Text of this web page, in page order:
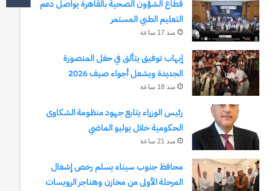
قطاع الشؤون الصحية بالقاهرة يواصل دعم
التعليم الطبي المستمر
منذ 17 ساعة
إيهاب توفيق يتألق في حفل المنصورة
الجديدة ويشعل أجواء صيف 2026
منذ 18 ساعة
رئيس الوزراء يتابع جهود منظومة الشكاوى
الحكومية خلال يوليو الماضي
منذ 21 ساعة
محافظ جنوب سيناء يسلم رخص إشغال
المرحلة الأولى من مخازن وهناجر الرويسات